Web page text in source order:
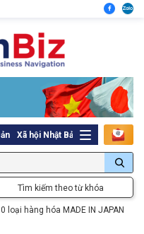
Xã hội Nhật Bản Thủ tục pháp
Tìm kiếm theo từ khóa
loại hàng hóa MADE IN JAPAN